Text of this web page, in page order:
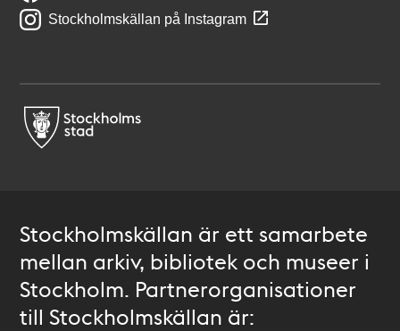
Stockholmskällan på Instagram
Stockholmskällan är ett samarbete
mellan arkiv, bibliotek och museer i
Stockholm. Partnerorganisationer
till Stockholmskällan är: